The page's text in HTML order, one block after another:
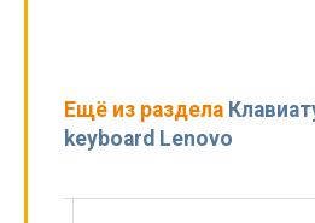
Ещё из раздела
keyboard Lenovo